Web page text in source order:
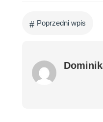
# Poprzedni wpis